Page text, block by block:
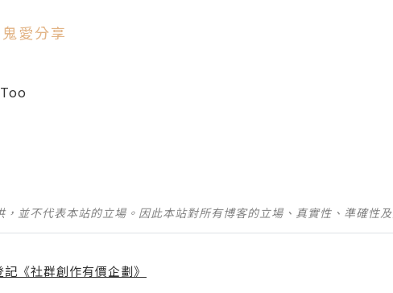
愛分享
，並不代表本站的立場。因此本站對所有博客的立場、真實性、準確性
記《社群創作有價企劃》